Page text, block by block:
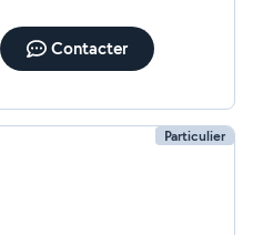
Contacter
Particulier